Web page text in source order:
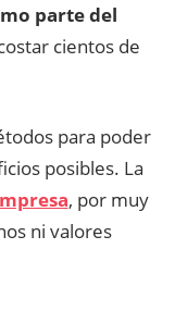
parte del
cientos de
para poder
posibles. La
, por muy
ni valores